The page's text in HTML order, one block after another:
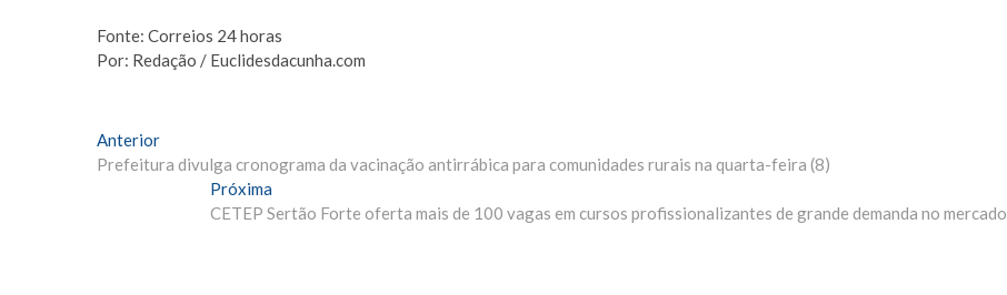
Fonte: Correios 24 horas
Por: Redação / Euclidesdacunha.com
Navegação
de
AnteriorMatéria
Anterior:
Prefeitura divulga cronograma da vacinação antirrábica para comunidades rurais na quarta-feira (8)
Próxima
Materia:
CETEP Sertão Forte oferta mais de 100 vagas em cursos profissionalizantes de grande demanda no mercado